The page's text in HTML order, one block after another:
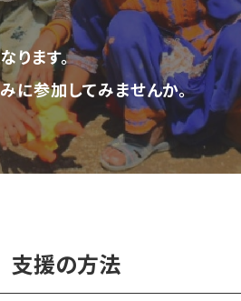
ます。
参加してみませんか。
支援の方法